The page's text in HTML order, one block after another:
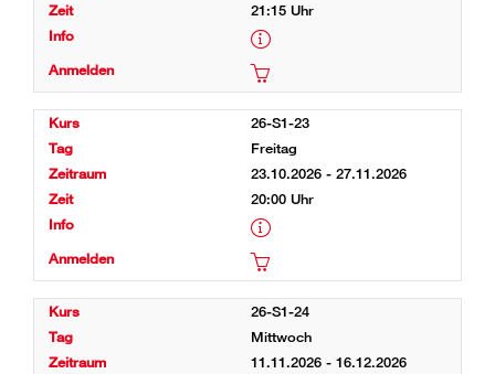
21:15 Uhr
26-S1-23
Freitag
23.10.2026 - 27.11.2026
20:00 Uhr
26-S1-24
Mittwoch
11.11.2026 - 16.12.2026